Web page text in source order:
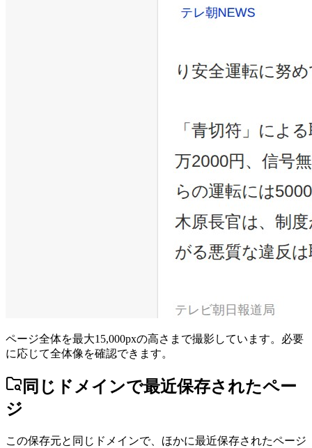
ページ全体を最大15,000pxの高さまで撮影しています。必要
に応じて全体像を確認できます。
同じドメインで最近保存されたペー
ジ
この保存元と同じドメインで、ほかに最近保存されたページ